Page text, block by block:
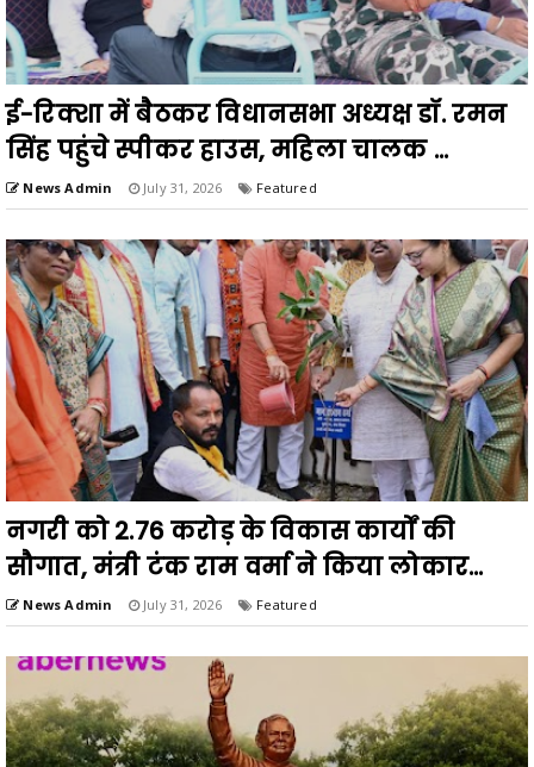
ई-रिक्शा में बैठकर विधानसभा अध्यक्ष डॉ. रमन
सिंह पहुंचे स्पीकर हाउस, महिला चालक ...
News Admin July 31, 2026 Featured
नगरी को 2.76 करोड़ के विकास कार्यों की
सौगात, मंत्री टंक राम वर्मा ने किया लोकार...
News Admin July 31, 2026 Featured